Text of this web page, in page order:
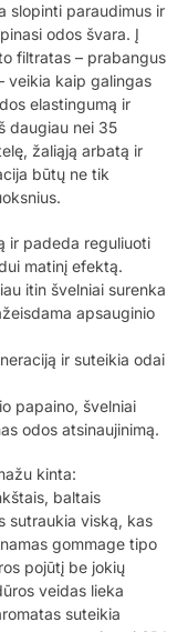
slopinti paraudimus ir
odos švara. Į
filtratas – prabangus
veikia kaip galingas
elastingumą ir
daugiau nei 35
žaliąją arbatą ir
būtų ne tik
ir padeda reguliuoti
matinį efektą.
itin švelniai surenka
apsauginio
ir suteikia odai
papaino, švelniai
odos atsinaujinimą.
kinta:
baltais
sutraukia viską, kas
gommage tipo
pojūtį be jokių
veidas lieka
suteikia